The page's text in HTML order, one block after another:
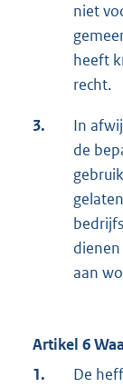
niet
heeft
recht.
3.
In
de
aan
Artikel 6
1.
De